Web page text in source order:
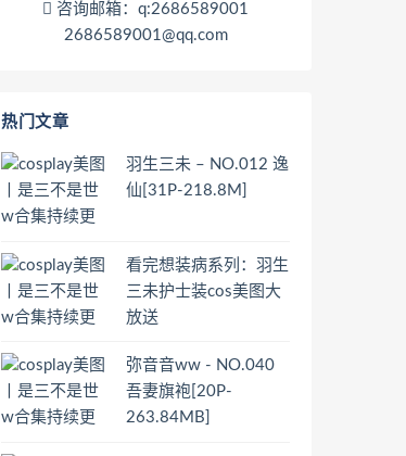
咨询邮箱：q:2686589001
2686589001@qq.com
热门文章
羽生三未 – NO.012 逸
仙[31P-218.8M]
看完想装病系列：羽生
三未护士装cos美图大
放送
弥音音ww - NO.040
吾妻旗袍[20P-
263.84MB]